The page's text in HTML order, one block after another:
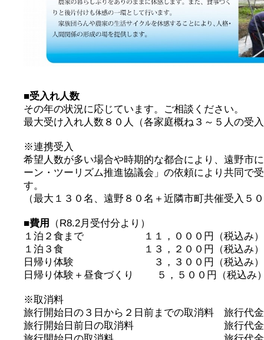
■受入れ人数
その年の状況に応じています。ご相談ください。
最大受け入れ人数８０人（各家庭概ね３～５人の受
※連携受入
希望人数が多い場合や時期的な都合により、遠野市
ーン・ツーリズム推進協議会」の依頼により共同で
す。
（最大１３０名、遠野８０名＋近隣市町共催受入５
■費用
（R8.2月受付分より）
１泊２食まで １１，０００円（税込み）
１泊３食 １３，２００円（税込み）
日帰り体験 ３，３００円（税込み
日帰り体験＋昼食づくり ５，５００円（税込
※取消料
旅行開始日の３日から２日前までの取消料 旅行代
旅行開始日前日の取消料 旅行代金